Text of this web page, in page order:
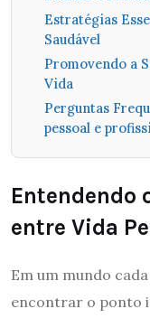
Estratégias
Saudável
Promovendo a
Vida
Perguntas
pessoal e
Entendendo
entre Vida
Em um mundo
encontrar o ponto